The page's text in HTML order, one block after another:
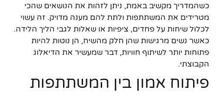
כשהמדריך מקשיב באמת, ניתן לזהות את הנושאים שהכי
מטרידים את המשתתפות ולתת להם מענה מדויק. זה עשוי
לכלול שיחות על פחדים, ציפיות או שאלות לגבי הליך הלידה.
כאשר נשים מרגישות שהן חלק מהשיח, הן נוטות להיות
פתוחות יותר לשיתוף חוויות, דבר שמעשיר את הדיאלוג
הקבוצתי.
פיתוח אמון בין המשתתפות